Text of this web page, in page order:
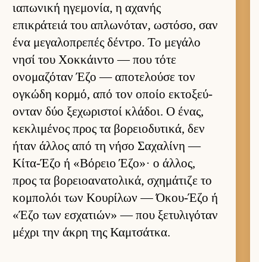
ια­πωνική ηγεμονία, η αχανής
επικράτειά του απλωνόταν, ωστόσο, σαν
ένα μεγαλοπρεπές δέντρο. Το μεγάλο
νησί του Χοκ­κάι­ντο — που τότε
ονομαζόταν Έζο — αποτελούσε τον
ογκώδη κορ­μό, από τον οποίο εκτοξεύ­
ονταν δύο ξεχωριστοί κλάδοι. Ο ένας,
κεκλιμένος προς τα βορειο­δυτικά, δεν
ήταν άλ­λος από τη νήσο Σαχαλίνη —
Κίτα-Έζο ή «Βόρειο Έζο»· ο άλ­λος,
προς τα βορειο­ανατολικά, σχημάτιζε το
κομπολόι των Κου­ρίλων — Όκου-Έζο ή
«Έζο των εσχατιών» — που ξετυλιγόταν
μέχρι την άκρη της Καμ­τσάτ­κα.